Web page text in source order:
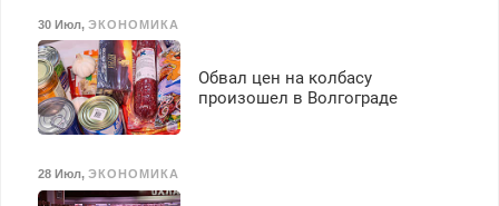
безопасности с з/п до
125000 руб.
30 Июл, ЭКОНОМИКА
Обвал цен на колбасу
произошел в Волгограде
28 Июл, ЭКОНОМИКА